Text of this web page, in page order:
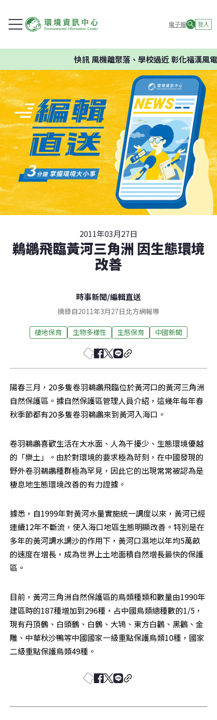
電子報 登入
快訊風機離聚落、學校過近 彰化福漢風電
2011年03月27日
鵜鶘飛臨黃河三角洲 因生態環境
改善
時事新聞/編輯直送
摘錄自2011年3月27日北方網報導
棲地保育 生物多樣性 生態保育 中國新聞
陽春三月，20多隻卷羽鵜鶘飛臨位於黃河口的黃河三角洲
自然保護區。據自然保護區管理人員介紹，這幾年每年春
秋季節都有20多隻卷羽鵜鶘來到黃河入海口。
卷羽鵜鶘喜歡生活在大水面、人為干擾少、生態環境優越
的「樂土」。由於對環境的要求極為苛刻，在中國發現的
野外卷羽鵜鶘種群極為罕見，因此它的出現常常被認為是
棲息地生態環境改善的有力證據。
據悉，自1999年對黃河水量實施統一調度以來，黃河已經
連續12年不斷流，使入海口地區生態明顯改善。特別是在
多年的黃河調水調沙的作用下，黃河口濕地以年均5萬畝
的速度在增長，成為世界上土地面積自然增長最快的保護
區。
目前，黃河三角洲自然保護區的鳥類種類和數量由1990年
建區時的187種增加到296種，占中國鳥類總種數的1/5，
現有丹頂鶴、白頭鶴、白鶴、大鴇、東方白鸛、黑鸛、金
雕、中華秋沙鴨等中國國家一級重點保護鳥類10種，國家
二級重點保護鳥類49種。